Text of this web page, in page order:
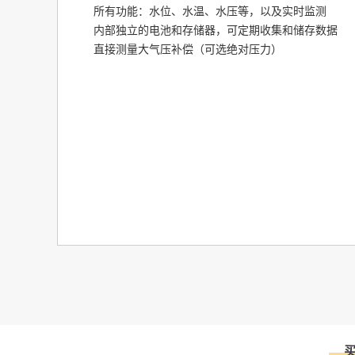
所有功能：水位、水温、水压等，以及实时监测
内部独立的电池和存储器，可定期收集和储存数据
直接测量大气压补偿（可选绝对压力）